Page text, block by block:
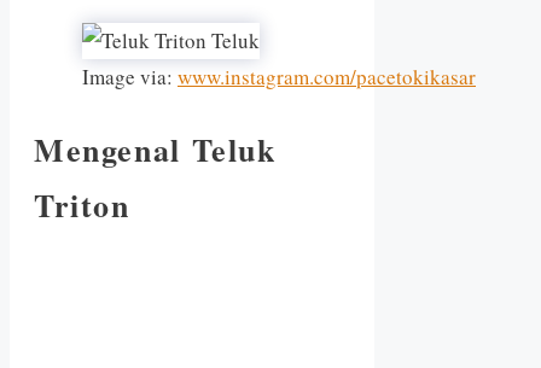
Image via: www.instagram.com/pacetokikasar
Mengenal Teluk
Triton